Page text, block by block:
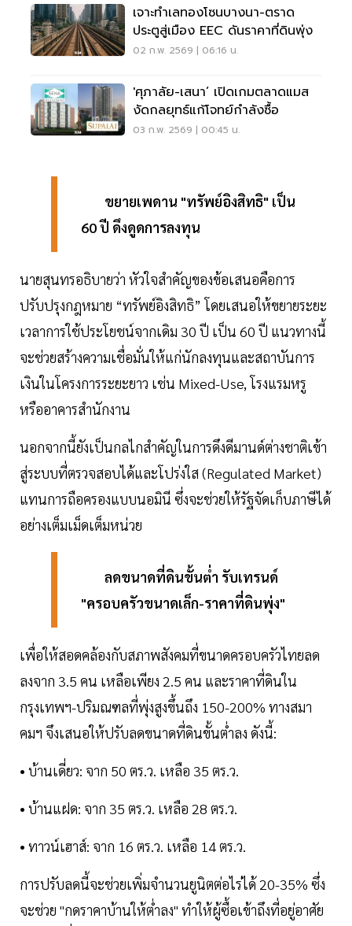
เจาะทำเลทองโซนบางนา-ตราด
ประตูสู่เมือง EEC ดันราคาที่ดินพุ่ง
02 ก.พ. 2569 | 06:16 น.
'ศุภาลัย-เสนา’ เปิดเกมตลาดแมส
งัดกลยุทธ์แก้โจทย์กำลังซื้อ
03 ก.พ. 2569 | 00:45 น.
ขยายเพดาน "ทรัพย์อิงสิทธิ" เป็น
60 ปี ดึงดูดการลงทุน
นายสุนทรอธิบายว่า หัวใจสำคัญของข้อเสนอคือการ
ปรับปรุงกฎหมาย “ทรัพย์อิงสิทธิ” โดยเสนอให้ขยายระยะ
เวลาการใช้ประโยชน์จากเดิม 30 ปี เป็น 60 ปี แนวทางนี้
จะช่วยสร้างความเชื่อมั่นให้แก่นักลงทุนและสถาบันการ
เงินในโครงการระยะยาว เช่น Mixed-Use, โรงแรมหรู
หรืออาคารสำนักงาน
นอกจากนี้ยังเป็นกลไกสำคัญในการดึงดีมานด์ต่างชาติเข้า
สู่ระบบที่ตรวจสอบได้และโปร่งใส (Regulated Market)
แทนการถือครองแบบนอมินี ซึ่งจะช่วยให้รัฐจัดเก็บภาษีได้
อย่างเต็มเม็ดเต็มหน่วย
ลดขนาดที่ดินขั้นต่ำ รับเทรนด์
"ครอบครัวขนาดเล็ก-ราคาที่ดินพุ่ง"
เพื่อให้สอดคล้องกับสภาพสังคมที่ขนาดครอบครัวไทยลด
ลงจาก 3.5 คน เหลือเพียง 2.5 คน และราคาที่ดินใน
กรุงเทพฯ-ปริมณฑลที่พุ่งสูงขึ้นถึง 150-200% ทางสมา
คมฯ จึงเสนอให้ปรับลดขนาดที่ดินขั้นต่ำลง ดังนี้:
• บ้านเดี่ยว: จาก 50 ตร.ว. เหลือ 35 ตร.ว.
• บ้านแฝด: จาก 35 ตร.ว. เหลือ 28 ตร.ว.
• ทาวน์เฮาส์: จาก 16 ตร.ว. เหลือ 14 ตร.ว.
การปรับลดนี้จะช่วยเพิ่มจำนวนยูนิตต่อไร่ได้ 20-35% ซึ่ง
จะช่วย "กดราคาบ้านให้ต่ำลง" ทำให้ผู้ซื้อเข้าถึงที่อยู่อาศัย